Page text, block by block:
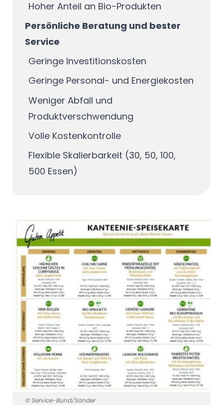
Hoher Anteil an Bio-Produkten
Persönliche Beratung und bester
Service
Geringe Investitionskosten
Geringe Personal- und Energiekosten
Weniger Abfall und
Produktverschwendung
Volle Kostenkontrolle
Flexible Skalierbarkeit (30, 50, 100,
500 Essen)
© Service-Bund/Sander